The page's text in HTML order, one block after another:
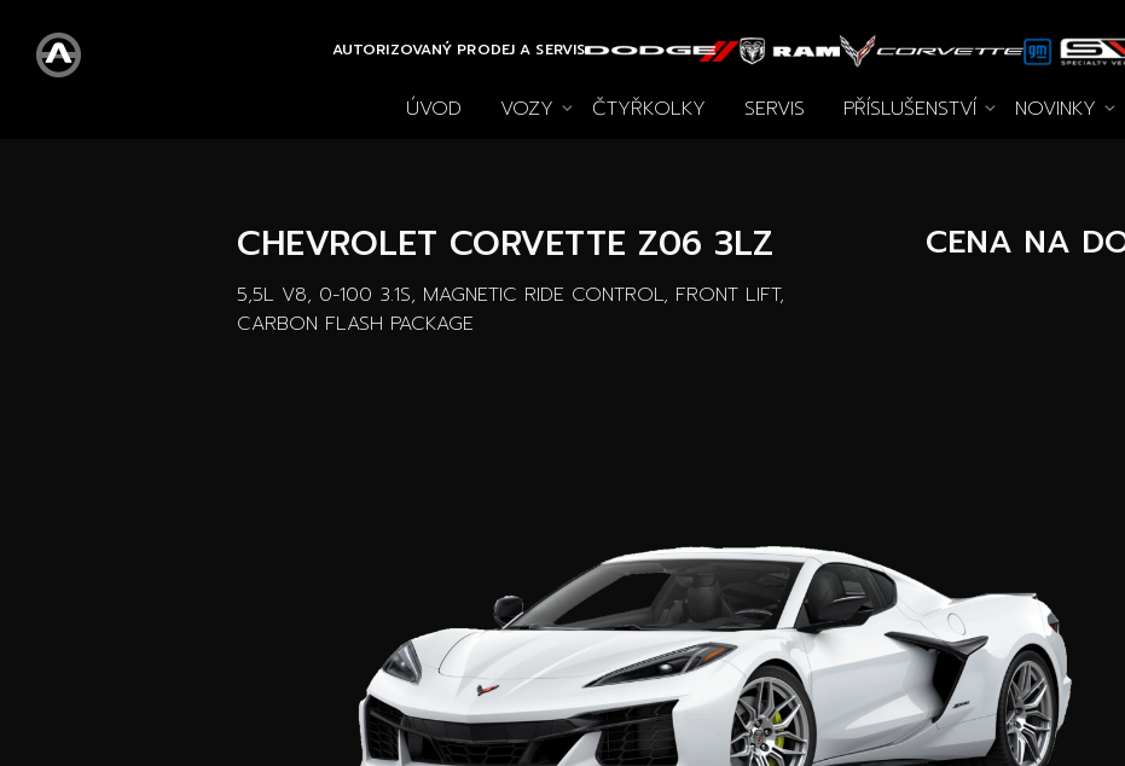
AUTORIZOVANÝ PRODEJ A SERVIS
ÚVOD
VOZY ČTYŘKOLKY SERVIS PŘÍSLUŠENSTVÍ NOVINKY
CHEVROLET CORVETTE Z06 3LZ
5,5L V8, 0-100 3.1S, MAGNETIC RIDE CONTROL, FRONT LIFT,
CARBON FLASH PACKAGE
CENA NA